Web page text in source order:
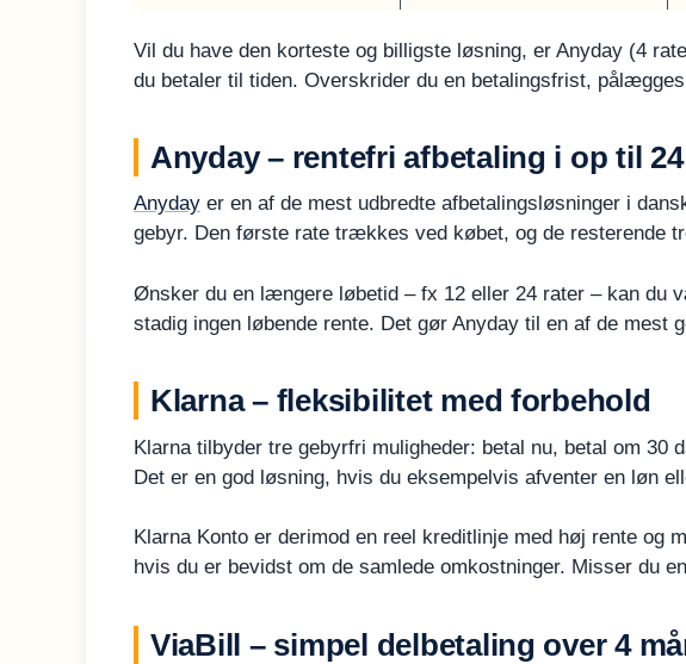
Vil du have den korteste og billigste løsning, er Anyday (4
du betaler til tiden. Overskrider du en betalingsfrist,
Anyday – rentefri afbetaling i op til
Anyday er en af de mest udbredte afbetalingsløsninger i
gebyr. Den første rate trækkes ved købet, og de resterende
Ønsker du en længere løbetid – fx 12 eller 24 rater – kan du
stadig ingen løbende rente. Det gør Anyday til en af de
Klarna – fleksibilitet med forbehold
Klarna tilbyder tre gebyrfri muligheder: betal nu, betal om
Det er en god løsning, hvis du eksempelvis afventer en løn
Klarna Konto er derimod en reel kreditlinje med høj rente og
hvis du er bevidst om de samlede omkostninger. Misser du
ViaBill – simpel delbetaling over 4